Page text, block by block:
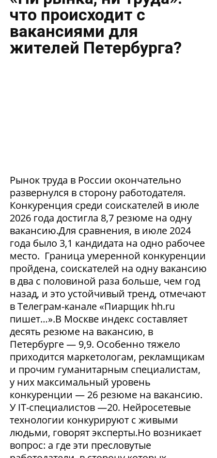
что происходит с
вакансиями для
жителей Петербурга?
Рынок труда в России окончательно
развернулся в сторону работодателя.
Конкуренция среди соискателей в июле
2026 года достигла 8,7 резюме на одну
вакансию.Для сравнения, в июле 2024
года было 3,1 кандидата на одно рабочее
место. Граница умеренной конкуренции
пройдена, соискателей на одну вакансию
в два с половиной раза больше, чем год
назад, и это устойчивый тренд, отмечают
в Телеграм-канале «Пиарщик hh.ru
пишет…».В Москве индекс составляет
десять резюме на вакансию, в
Петербурге — 9,9. Особенно тяжело
приходится маркетологам, рекламщикам
и прочим гуманитарным специалистам,
у них максимальный уровень
конкуренции — 26 резюме на вакансию.
У IT-специалистов —20. Нейросетевые
технологии конкурируют с живыми
людьми, говорят эксперты.Но возникает
вопрос: а где эти пресловутые